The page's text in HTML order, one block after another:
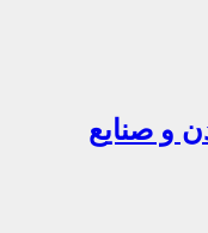
و صنایع